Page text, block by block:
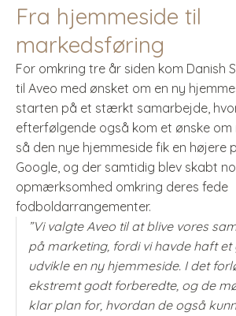
Fra hjemmeside til
markedsføring
For omkring tre år siden kom Danish
til Aveo med ønsket om en ny
starten på et stærkt samarbejde,
efterfølgende også kom et ønske
så den nye hjemmeside fik en højere
Google, og der samtidig blev skabt
opmærksomhed omkring deres fede
fodboldarrangementer.
”Vi valgte Aveo til at blive vores
på marketing, fordi vi havde haft
udvikle en ny hjemmeside. I det
ekstremt godt forberedte, og de
klar plan for, hvordan de også